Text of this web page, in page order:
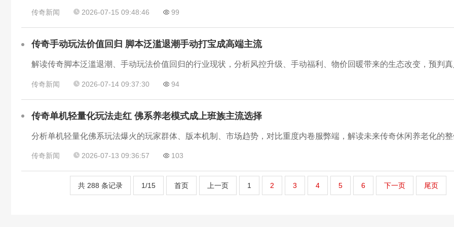
传奇新闻 2026-07-15 09:48:46 99
传奇手动玩法价值回归 脚本泛滥退潮手动打宝成高端主流
传奇新闻 2026-07-14 09:37:30 94
传奇单机轻量化玩法走红 佛系养老模式成上班族主流选择
传奇新闻 2026-07-13 09:36:57 103
共 288 条记录 1/15 首页 上一页 1 2 3 4 5 6 下一页 尾页